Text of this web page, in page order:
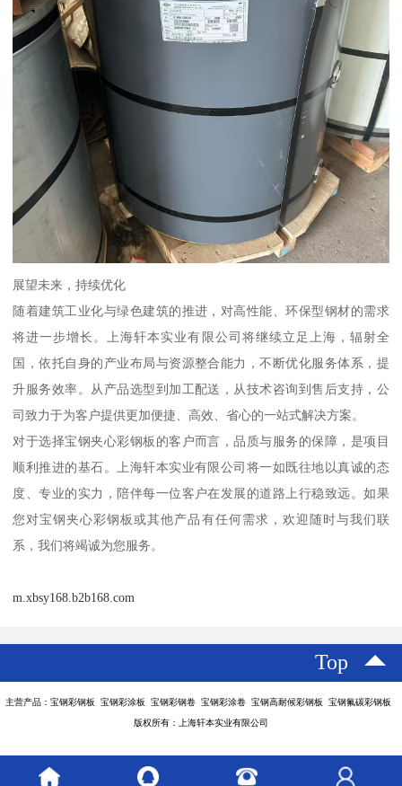
展望未来，持续优化
随着建筑工业化与绿色建筑的推进，对高性能、环保型钢材的需求
将进一步增长。上海轩本实业有限公司将继续立足上海，辐射全
国，依托自身的产业布局与资源整合能力，不断优化服务体系，提
升服务效率。从产品选型到加工配送，从技术咨询到售后支持，公
司致力于为客户提供更加便捷、高效、省心的一站式解决方案。
对于选择宝钢夹心彩钢板的客户而言，品质与服务的保障，是项目
顺利推进的基石。上海轩本实业有限公司将一如既往地以真诚的态
度、专业的实力，陪伴每一位客户在发展的道路上行稳致远。如果
您对宝钢夹心彩钢板或其他产品有任何需求，欢迎随时与我们联
系，我们将竭诚为您服务。
m.xbsy168.b2b168.com
Top
主营产品：宝钢彩钢板 宝钢彩涂板 宝钢彩钢卷 宝钢彩涂卷 宝钢高耐候彩钢板 宝钢氟碳彩钢板
版权所有：上海轩本实业有限公司